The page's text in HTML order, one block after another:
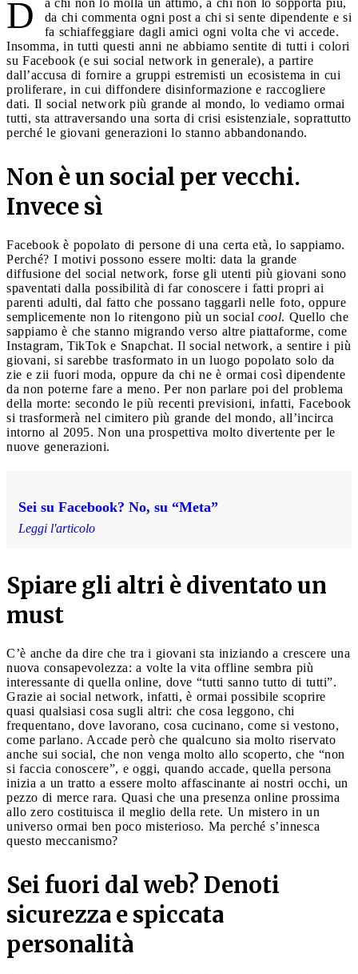
D
da chi commenta ogni post a chi si sente dipendente e si
fa schiaffeggiare dagli amici ogni volta che vi accede.
Insomma, in tutti questi anni ne abbiamo sentite di tutti i colori
su Facebook (e sui social network in generale), a partire
dall’accusa di fornire a gruppi estremisti un ecosistema in cui
proliferare, in cui diffondere disinformazione e raccogliere
dati. Il social network più grande al mondo, lo vediamo ormai
tutti, sta attraversando una sorta di crisi esistenziale, soprattutto
perché le giovani generazioni lo stanno abbandonando.
Non è un social per vecchi.
Invece sì
Facebook è popolato di persone di una certa età, lo sappiamo.
Perché? I motivi possono essere molti: data la grande
diffusione del social network, forse gli utenti più giovani sono
spaventati dalla possibilità di far conoscere i fatti propri ai
parenti adulti, dal fatto che possano taggarli nelle foto, oppure
semplicemente non lo ritengono più un social cool. Quello che
sappiamo è che stanno migrando verso altre piattaforme, come
Instagram, TikTok e Snapchat. Il social network, a sentire i più
giovani, si sarebbe trasformato in un luogo popolato solo da
zie e zii fuori moda, oppure da chi ne è ormai così dipendente
da non poterne fare a meno. Per non parlare poi del problema
della morte: secondo le più recenti previsioni, infatti, Facebook
si trasformerà nel cimitero più grande del mondo, all’incirca
intorno al 2095. Non una prospettiva molto divertente per le
nuove generazioni.
Sei su Facebook? No, su “Meta”
Leggi l'articolo
Spiare gli altri è diventato un
must
C’è anche da dire che tra i giovani sta iniziando a crescere una
nuova consapevolezza: a volte la vita offline sembra più
interessante di quella online, dove “tutti sanno tutto di tutti”.
Grazie ai social network, infatti, è ormai possibile scoprire
quasi qualsiasi cosa sugli altri: che cosa leggono, chi
frequentano, dove lavorano, cosa cucinano, come si vestono,
come parlano. Accade però che qualcuno sia molto riservato
anche sui social, che non venga molto allo scoperto, che “non
si faccia conoscere”, e oggi, quando accade, quella persona
inizia a un tratto a essere molto affascinante ai nostri occhi, un
pezzo di merce rara. Quasi che una presenza online prossima
allo zero costituisca il meglio della rete. Un mistero in un
universo ormai ben poco misterioso. Ma perché s’innesca
questo meccanismo?
Sei fuori dal web? Denoti
sicurezza e spiccata
personalità